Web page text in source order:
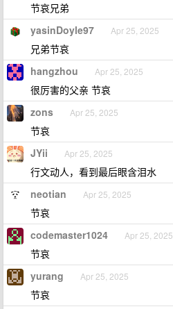
节哀兄弟
yasinDoyle97 Apr 25, 2025
兄弟节哀
hangzhou Apr 25, 2025
很厉害的父亲 节哀
zons Apr 25, 2025
节哀
JYii Apr 25, 2025
行文动人，看到最后眼含泪水
neotian Apr 25, 2025
节哀
codemaster1024 Apr 25, 2025
节哀
yurang Apr 25, 2025
节哀